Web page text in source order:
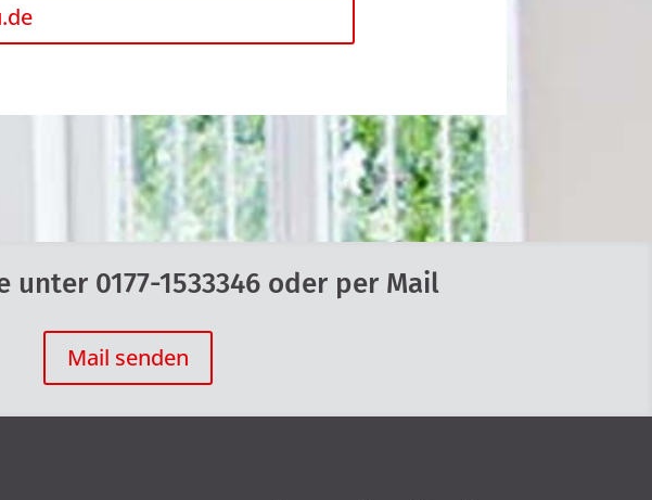
unter 0177-1533346 oder per Mail
Mail senden